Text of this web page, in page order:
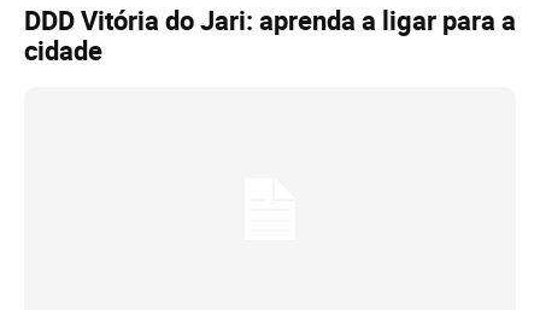
DDD Vitória do Jari: aprenda a ligar para a
cidade